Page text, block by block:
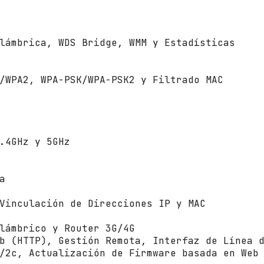
WDS Bridge, WMM y Estadísticas
WPA-PSK/WPA-PSK2 y Filtrado MAC
y 5GHz
de Direcciones IP y MAC
y Router 3G/4G
(HTTP), Gestión Remota, Interfaz de Línea
2c, Actualización de Firmware basada en Web